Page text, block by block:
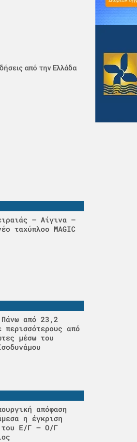
από την Ελλάδα
– Αίγινα –
ταχύπλοο MAGIC
από 23,2
από
μέσω του
απόφαση
η έγκριση
του Ε/Γ – Ο/Γ